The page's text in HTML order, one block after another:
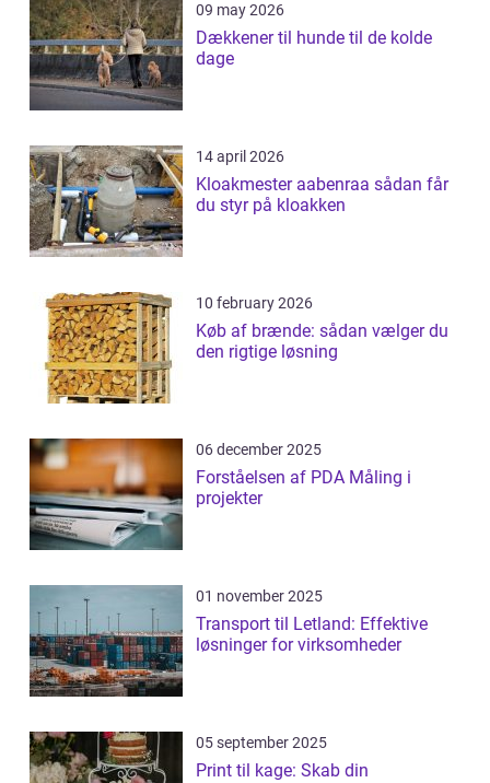
09 may 2026
Dækkener til hunde til de kolde
dage
14 april 2026
Kloakmester aabenraa sådan får
du styr på kloakken
10 february 2026
Køb af brænde: sådan vælger du
den rigtige løsning
06 december 2025
Forståelsen af PDA Måling i
projekter
01 november 2025
Transport til Letland: Effektive
løsninger for virksomheder
05 september 2025
Print til kage: Skab din